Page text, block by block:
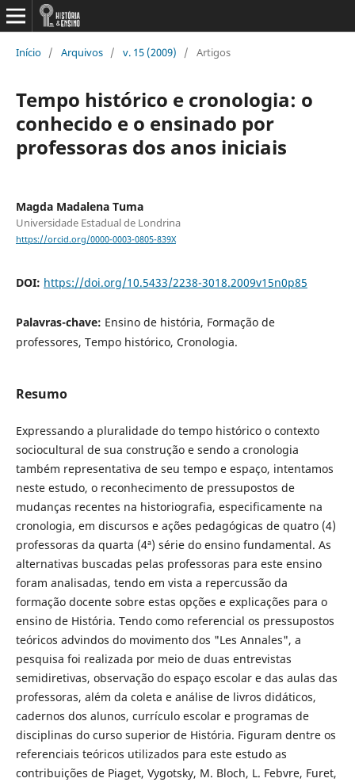
Início / Arquivos / v. 15 (2009) / Artigos
Tempo histórico e cronologia: o
conhecido e o ensinado por
professoras dos anos iniciais
Magda Madalena Tuma
Universidade Estadual de Londrina
https://orcid.org/0000-0003-0805-839X
DOI: https://doi.org/10.5433/2238-3018.2009v15n0p85
Palavras-chave: Ensino de história, Formação de
professores, Tempo histórico, Cronologia.
Resumo
Expressando a pluralidade do tempo histórico o contexto
sociocultural de sua construção e sendo a cronologia
também representativa de seu tempo e espaço, intentamos
neste estudo, o reconhecimento de pressupostos de
mudanças recentes na historiografia, especificamente na
cronologia, em discursos e ações pedagógicas de quatro (4)
professoras da quarta (4ª) série do ensino fundamental. As
alternativas buscadas pelas professoras para este ensino
foram analisadas, tendo em vista a repercussão da
formação docente sobre estas opções e explicações para o
ensino de História. Tendo como referencial os pressupostos
teóricos advindos do movimento dos "Les Annales", a
pesquisa foi realizada por meio de duas entrevistas
semidiretivas, observação do espaço escolar e das aulas das
professoras, além da coleta e análise de livros didáticos,
cadernos dos alunos, currículo escolar e programas de
disciplinas do curso superior de História. Figuram dentre os
referenciais teóricos utilizados para este estudo as
contribuições de Piaget, Vygotsky, M. Bloch, L. Febvre, Furet,